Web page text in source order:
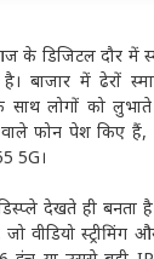
के डिजिटल दौर में
बाजार में ढेरों
साथ लोगों को
वाले फोन पेश किए
5G।
देखते ही
जो वीडियो